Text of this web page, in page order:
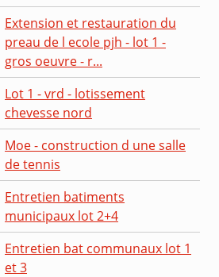
Extension et restauration du
preau de l ecole pjh - lot 1 -
gros oeuvre - r...
Lot 1 - vrd - lotissement
chevesse nord
Moe - construction d une salle
de tennis
Entretien batiments
municipaux lot 2+4
Entretien bat communaux lot 1
et 3